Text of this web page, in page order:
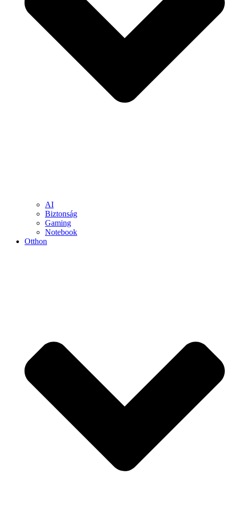
AI
Biztonság
Gaming
Notebook
Otthon